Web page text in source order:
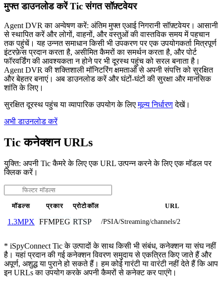
मुफ्त डाउनलोड करें Tic संगत सॉफ़्टवेयर
Agent DVR का अन्वेषण करें: अंतिम मुफ्त एआई निगरानी सॉफ़्टवेयर। आसानी
से स्थापित करें और लोगों, वाहनों, और वस्तुओं की वास्तविक समय में पहचान
तक पहुंचें। यह उन्नत समाधान किसी भी उपकरण पर एक उपयोगकर्ता मित्रपूर्ण
इंटरफ़ेस प्रदान करता है, असीमित कैमरों का समर्थन करता है, और पोर्ट
फॉरवर्डिंग की आवश्यकता न होने पर भी दूरस्थ पहुंच को सरल बनाता है।
Agent DVR की शक्तिशाली मॉनिटरिंग क्षमताओं से अपनी संपत्ति को सुरक्षित
और बेहतर बनाएं। अब डाउनलोड करें और घंटों-घंटों की सुरक्षा और मानसिक
शांति के लिए।
सुरक्षित दूरस्थ पहुंच या व्यापारिक उपयोग के लिएमूल्य निर्धारणदेखें।
अभी डाउनलोड करें
Tic कनेक्शन URLs
युक्ति: अपनी Tic कैमरे के लिए एक URL उत्पन्न करने के लिए एक मॉडल पर
क्लिक करें।
मॉडल्स प्रकार प्रोटोकॉल URL
1.3MPX FFMPEG RTSP /PSIA/Streaming/channels/2
* iSpyConnect Tic के उत्पादों के साथ किसी भी संबंध, कनेक्शन या संघ नहीं
है। यहां प्रदान की गई कनेक्शन विवरण समुदाय से एकत्रित किए जाते हैं और
अपूर्ण, अशुद्ध या पुराने हो सकते हैं। हम कोई गारंटी या वारंटी नहीं देते हैं कि आप
इन URLs का उपयोग करके अपनी कैमरों से कनेक्ट कर पाएंगे।